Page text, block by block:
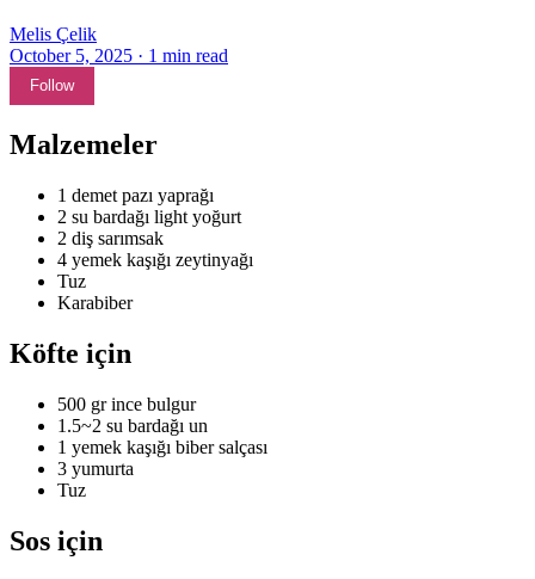
Melis Çelik
October 5, 2025 · 1 min read
Follow
Malzemeler
1 demet pazı yaprağı
2 su bardağı light yoğurt
2 diş sarımsak
4 yemek kaşığı zeytinyağı
Tuz
Karabiber
Köfte için
500 gr ince bulgur
1.5~2 su bardağı un
1 yemek kaşığı biber salçası
3 yumurta
Tuz
Sos için